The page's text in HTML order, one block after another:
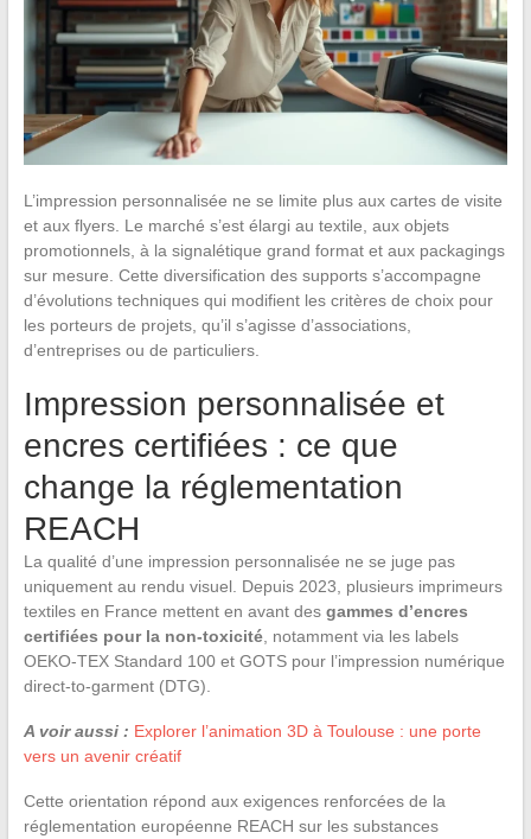
L’impression personnalisée ne se limite plus aux cartes de visite
et aux flyers. Le marché s’est élargi au textile, aux objets
promotionnels, à la signalétique grand format et aux packagings
sur mesure. Cette diversification des supports s’accompagne
d’évolutions techniques qui modifient les critères de choix pour
les porteurs de projets, qu’il s’agisse d’associations,
d’entreprises ou de particuliers.
Impression personnalisée et
encres certifiées : ce que
change la réglementation
REACH
La qualité d’une impression personnalisée ne se juge pas
uniquement au rendu visuel. Depuis 2023, plusieurs imprimeurs
textiles en France mettent en avant des gammes d’encres
certifiées pour la non-toxicité, notamment via les labels
OEKO-TEX Standard 100 et GOTS pour l’impression numérique
direct-to-garment (DTG).
A voir aussi : Explorer l’animation 3D à Toulouse : une porte
vers un avenir créatif
Cette orientation répond aux exigences renforcées de la
réglementation européenne REACH sur les substances